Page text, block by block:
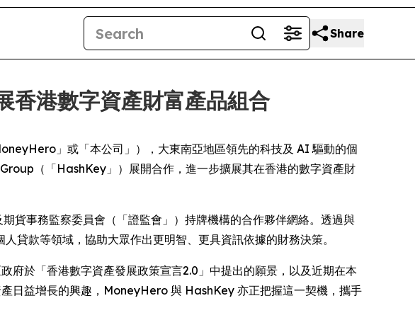
Share
港數字資產財富產品組合
」或「本公司」），大東南亞地區領先的科技及 AI 驅動的個
（「HashKey」）展開合作，進一步擴展其在香港的數字資產財
貨事務監察委員會（「證監會」）持牌機構的合作夥伴網絡。透過與
貸款等領域，協助大眾作出更明智、更具資訊依據的財務決策。
府於「香港數字資產發展政策宣言2.0」中提出的願景，以及近期在本
日益增長的興趣，MoneyHero 與 HashKey 亦正把握這一契機，攜手